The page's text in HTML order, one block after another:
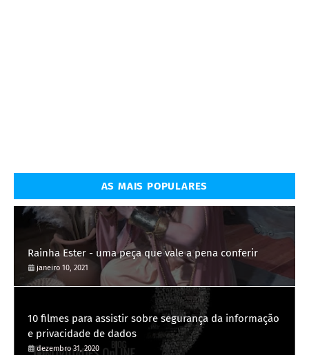
AS MAIS POPULARES
Rainha Ester - uma peça que vale a pena conferir
janeiro 10, 2021
10 filmes para assistir sobre segurança da informação
e privacidade de dados
dezembro 31, 2020